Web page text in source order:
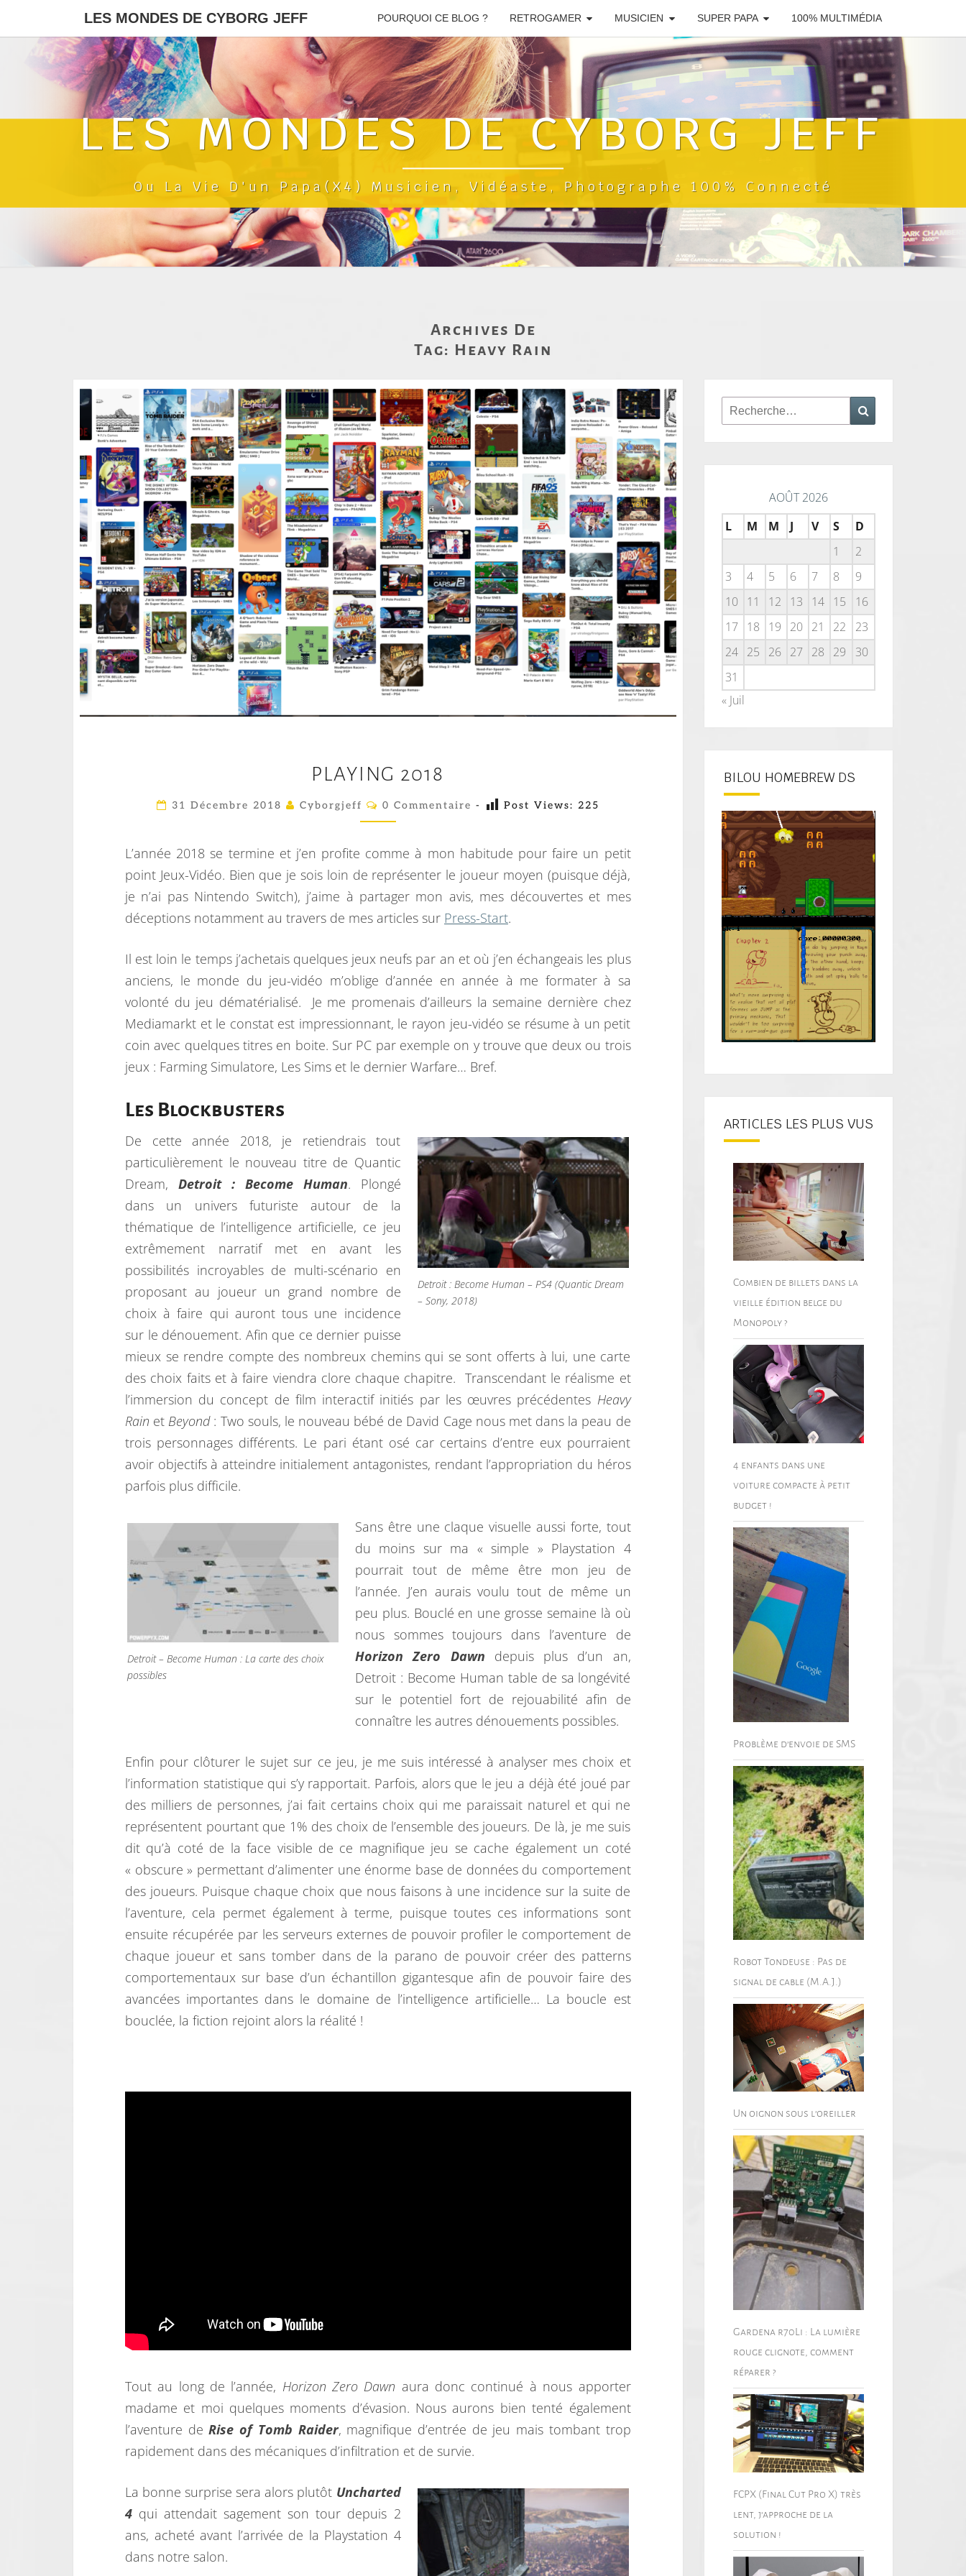
LES MONDES DE CYBORG JEFF POURQUOI CE BLOG ? RETROGAMER MUSICIEN SUPER PAPA 100% MULTIMÉDIA
LES MONDES DE CYBORG JEFF
Ou La Vie D'un Papa(x4) Musicien, Vidéaste, Photographe 100% Connecté
Archives De
Tag: Heavy Rain
L
A
Y
G
PLAYING 2018
31 Décembre 2018 Cyborgjeff
C
M
E
N
T
A
I
E
0 Commentaire - Post Views: 225
L’année 2018 se termine et j’en profite comme à mon habitude pour faire un petit
point Jeux-Vidéo. Bien que je sois loin de représenter le joueur moyen (puisque déjà,
je n’ai pas Nintendo Switch), j’aime à partager mon avis, mes découvertes et mes
déceptions notamment au travers de mes articles sur Press-Start.
Il est loin le temps j’achetais quelques jeux neufs par an et où j’en échangeais les plus
anciens, le monde du jeu-vidéo m’oblige d’année en année à me formater à sa
volonté du jeu dématérialisé. Je me promenais d’ailleurs la semaine dernière chez
Mediamarkt et le constat est impressionnant, le rayon jeu-vidéo se résume à un petit
coin avec quelques titres en boite. Sur PC par exemple on y trouve que deux ou trois
jeux : Farming Simulatore, Les Sims et le dernier Warfare… Bref.
Les Blockbusters
Detroit : Become Human – PS4 (Quantic Dream
– Sony, 2018)
De cette année 2018, je retiendrais tout
particulièrement le nouveau titre de Quantic
Dream, Detroit : Become Human. Plongé
dans un univers futuriste autour de la
thématique de l’intelligence artificielle, ce jeu
extrêmement narratif met en avant les
possibilités incroyables de multi-scénario en
proposant au joueur un grand nombre de
choix à faire qui auront tous une incidence
sur le dénouement. Afin que ce dernier puisse
mieux se rendre compte des nombreux chemins qui se sont offerts à lui, une carte
des choix faits et à faire viendra clore chaque chapitre. Transcendant le réalisme et
l’immersion du concept de film interactif initiés par les œuvres précédentes Heavy
Rain et Beyond: Two souls, le nouveau bébé de David Cage nous met dans la peau de
trois personnages différents. Le pari étant osé car certains d’entre eux pourraient
avoir objectifs à atteindre initialement antagonistes, rendant l’appropriation du héros
parfois plus difficile.
Detroit – Become Human : La carte des choix
possibles
Sans être une claque visuelle aussi forte, tout
du moins sur ma « simple » Playstation 4
pourrait tout de même être mon jeu de
l’année. J’en aurais voulu tout de même un
peu plus. Bouclé en une grosse semaine là où
nous sommes toujours dans l’aventure de
Horizon Zero Dawn depuis plus d’un an,
Detroit : Become Human table de sa longévité
sur le potentiel fort de rejouabilité afin de
connaître les autres dénouements possibles.
Enfin pour clôturer le sujet sur ce jeu, je me suis intéressé à analyser mes choix et
l’information statistique qui s’y rapportait. Parfois, alors que le jeu a déjà été joué par
des milliers de personnes, j’ai fait certains choix qui me paraissait naturel et qui ne
représentent pourtant que 1% des choix de l’ensemble des joueurs. De là, je me suis
dit qu’à coté de la face visible de ce magnifique jeu se cache également un coté
« obscure » permettant d’alimenter une énorme base de données du comportement
des joueurs. Puisque chaque choix que nous faisons à une incidence sur la suite de
l’aventure, cela permet également à terme, puisque toutes ces informations sont
ensuite récupérée par les serveurs externes de pouvoir profiler le comportement de
chaque joueur et sans tomber dans de la parano de pouvoir créer des patterns
comportementaux sur base d’un échantillon gigantesque afin de pouvoir faire des
avancées importantes dans le domaine de l’intelligence artificielle… La boucle est
bouclée, la fiction rejoint alors la réalité !
Tout au long de l’année, Horizon Zero Dawn aura donc continué à nous apporter
madame et moi quelques moments d’évasion. Nous aurons bien tenté également
l’aventure deRise of Tomb Raider, magnifique d’entrée de jeu mais tombant trop
rapidement dans des mécaniques d’infiltration et de survie.
La bonne surprise sera alors plutôt Uncharted
4 qui attendait sagement son tour depuis 2
ans, acheté avant l’arrivée de la Playstation 4
dans notre salon.
Rechercher :
AOÛT 2026
L
M M J V S
D
1
2
3
4 5 6 7 8
9
10
11 12 13 14 15
16
17
18 19 20 21 22
23
24
25 26 27 28 29
30
31
« Juil
BILOU HOMEBREW DS
ARTICLES LES PLUS VUS
Combien de billets dans la
vieille édition belge du
Monopoly ?
4 enfants dans une
voiture compacte à petit
budget !
Problème d’envoie de SMS
Robot Tondeuse : Pas de
signal de cable (M.A.J.)
Un oignon sous l’oreiller
Gardena r70Li : La lumière
rouge clignote, comment
réparer ?
FCPX (Final Cut Pro X) très
lent, j’approche de la
solution !